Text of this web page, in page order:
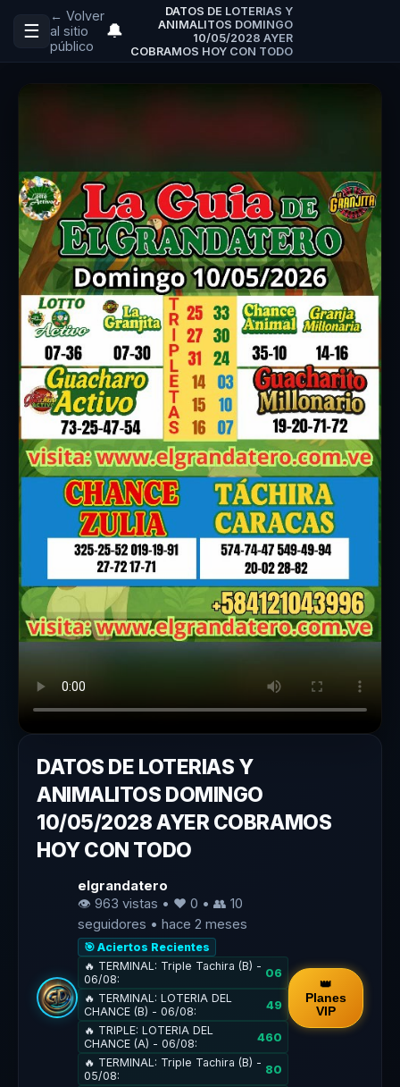
☰
← Volver
al sitio
público
🔔
DATOS DE LOTERIAS Y
ANIMALITOS DOMINGO
10/05/2028 AYER
COBRAMOS HOY CON TODO
DATOS DE LOTERIAS Y
ANIMALITOS DOMINGO
10/05/2028 AYER COBRAMOS
HOY CON TODO
elgrandatero
👁 963 vistas • ❤️ 0 • 👥 10
seguidores • hace 2 meses
🎯 Aciertos Recientes
🔥 TERMINAL: Triple Tachira (B) -
06/08:
06
🔥 TERMINAL: LOTERIA DEL
CHANCE (B) - 06/08:
49
🔥 TRIPLE: LOTERIA DEL
CHANCE (A) - 06/08:
460
🔥 TERMINAL: Triple Tachira (B) -
05/08:
80
👑
Planes
VIP